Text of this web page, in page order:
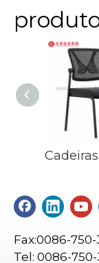
de tela, recepção.
Fax:0086-
Tel: 0086-